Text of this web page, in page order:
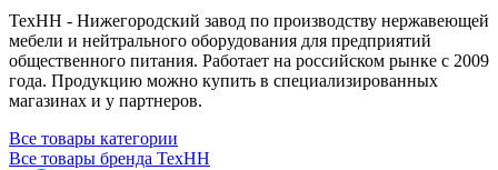
ТехНН - Нижегородский завод по производству нержавеющей
мебели и нейтрального оборудования для предприятий
общественного питания. Работает на российском рынке с 2009
года. Продукцию можно купить в специализированных
магазинах и у партнеров.
Все товары категории
Все товары бренда ТехНН